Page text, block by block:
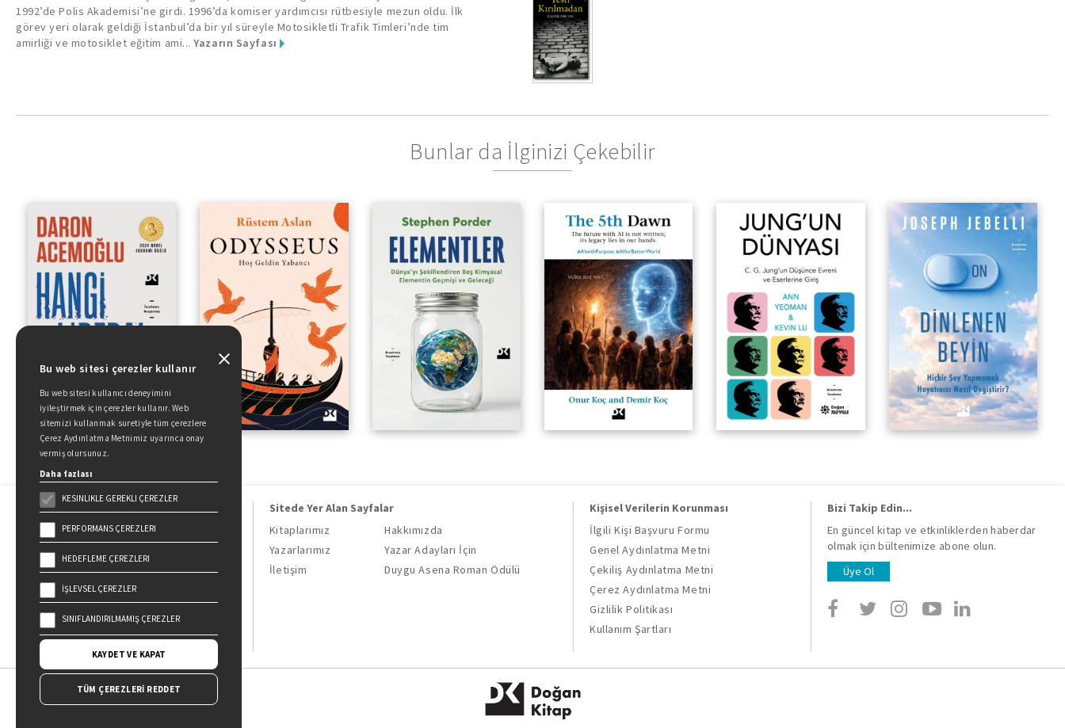
1992’de Polis Akademisi’ne girdi. 1996’da komiser yardımcısı rütbesiyle mezun oldu. İlk
görev yeri olarak geldiği İstanbul’da bir yıl süreyle Motosikletli Trafik Timleri’nde tim
amirliği ve motosiklet eğitim ami...Yazarın Sayfası
Bunlar da İlginizi Çekebilir
Hoş Geldin Yabancı
Dünya’yı Şekillendiren Beş
Kimyasal Elementin
Geçmişi ve Geleceği
Doğan Kitap, bir Doğan Holding
kuruluşudur.
19 Mayıs Cad. Golden Plaza No:1 Kat:10
34360 / Şişli / İstanbul
Sitede Yer Alan Sayfalar
Kitaplarımız
Hakkımızda
Yazarlarımız
Yazar Adayları İçin
İletişim
Duygu Asena Roman Ödülü
Kişisel Verilerin Korunması
İlgili Kişi Başvuru Formu
Genel Aydınlatma Metni
Çekiliş Aydınlatma Metni
Çerez Aydınlatma Metni
Gizlilik Politikası
Kullanım Şartları
Bizi Takip Edin...
En güncel kitap ve etkinliklerden haberdar
olmak için bültenimize abone olun.
Üye Ol
Bu web sitesi çerezler kullanır
Bu web sitesi kullanıcı deneyimini
iyileştirmek için çerezler kullanır. Web
sitemizi kullanmak suretiyle tüm çerezlere
Çerez Aydınlatma Metnimiz uyarınca onay
vermiş olursunuz.
Daha fazlası
KESINLIKLE GEREKLI ÇEREZLER
PERFORMANS ÇEREZLERI
HEDEFLEME ÇEREZLERI
İŞLEVSEL ÇEREZLER
SINIFLANDIRILMAMIŞ ÇEREZLER
KAYDET VE KAPAT
TÜM ÇEREZLERİ REDDET